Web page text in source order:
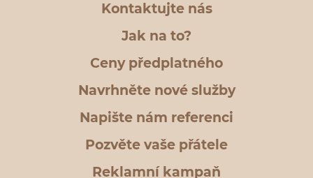
Kontaktujte nás
Jak na to?
Ceny předplatného
Navrhněte nové služby
Napište nám referenci
Pozvěte vaše přátele
Reklamní kampaň